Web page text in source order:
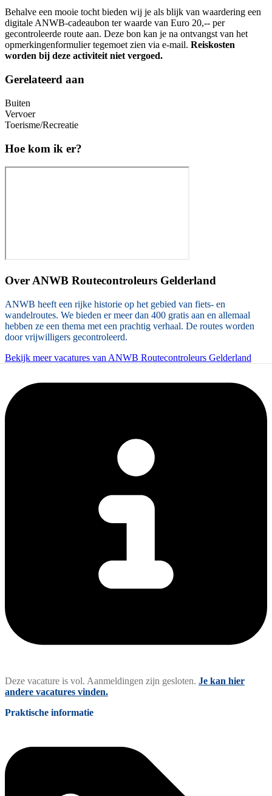
Behalve een mooie tocht bieden wij je als blijk van waardering een
digitale ANWB-cadeaubon ter waarde van Euro 20,-- per
gecontroleerde route aan. Deze bon kan je na ontvangst van het
opmerkingenformulier tegemoet zien via e-mail. Reiskosten
worden bij deze activiteit niet vergoed.
Gerelateerd aan
Buiten
Vervoer
Toerisme/Recreatie
Hoe kom ik er?
Over ANWB Routecontroleurs Gelderland
ANWB heeft een rijke historie op het gebied van fiets- en
wandelroutes. We bieden er meer dan 400 gratis aan en allemaal
hebben ze een thema met een prachtig verhaal. De routes worden
door vrijwilligers gecontroleerd.
Bekijk meer vacatures van ANWB Routecontroleurs Gelderland
Deze vacature is vol. Aanmeldingen zijn gesloten. Je kan hier
andere vacatures vinden.
Praktische informatie